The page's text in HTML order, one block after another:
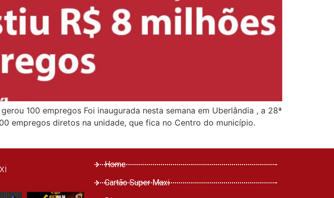
100 empregos Foi inaugurada nesta semana em Uberlândia , a 28ª
empregos diretos na unidade, que fica no Centro do município.
Home
Cartão Super Maxi